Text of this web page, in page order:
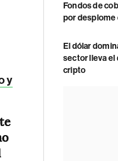
y
Fondos de
por desplome
El dólar
sector lleva el
cripto